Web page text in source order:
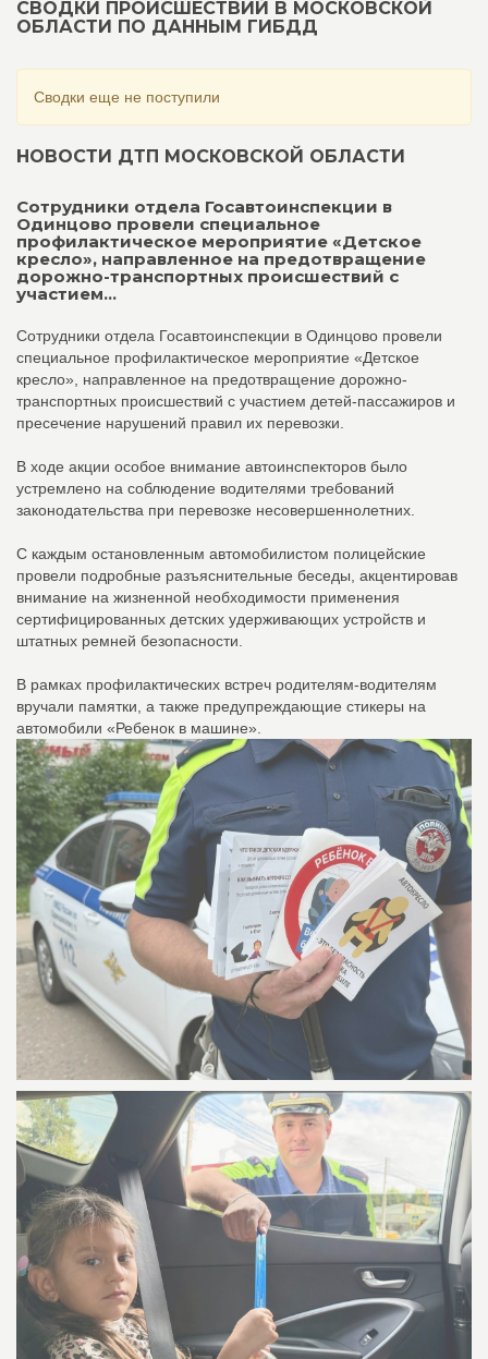
СВОДКИ ПРОИСШЕСТВИЙ В МОСКОВСКОЙ
ОБЛАСТИ ПО ДАННЫМ ГИБДД
Сводки еще не поступили
НОВОСТИ ДТП МОСКОВСКОЙ ОБЛАСТИ
Сотрудники отдела Госавтоинспекции в
Одинцово провели специальное
профилактическое мероприятие «Детское
кресло», направленное на предотвращение
дорожно-транспортных происшествий с
участием...
Сотрудники отдела Госавтоинспекции в Одинцово провели
специальное профилактическое мероприятие «Детское
кресло», направленное на предотвращение дорожно-
транспортных происшествий с участием детей-пассажиров и
пресечение нарушений правил их перевозки.
В ходе акции особое внимание автоинспекторов было
устремлено на соблюдение водителями требований
законодательства при перевозке несовершеннолетних.
С каждым остановленным автомобилистом полицейские
провели подробные разъяснительные беседы, акцентировав
внимание на жизненной необходимости применения
сертифицированных детских удерживающих устройств и
штатных ремней безопасности.
В рамках профилактических встреч родителям-водителям
вручали памятки, а также предупреждающие стикеры на
автомобили «Ребенок в машине».